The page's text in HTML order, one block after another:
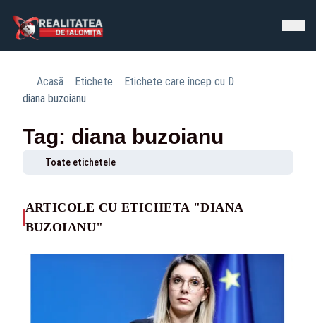
Acasă Etichete
Etichete care încep cu D
diana buzoianu
Tag: diana buzoianu
Toate etichetele
ARTICOLE CU ETICHETA "DIANA
BUZOIANU"